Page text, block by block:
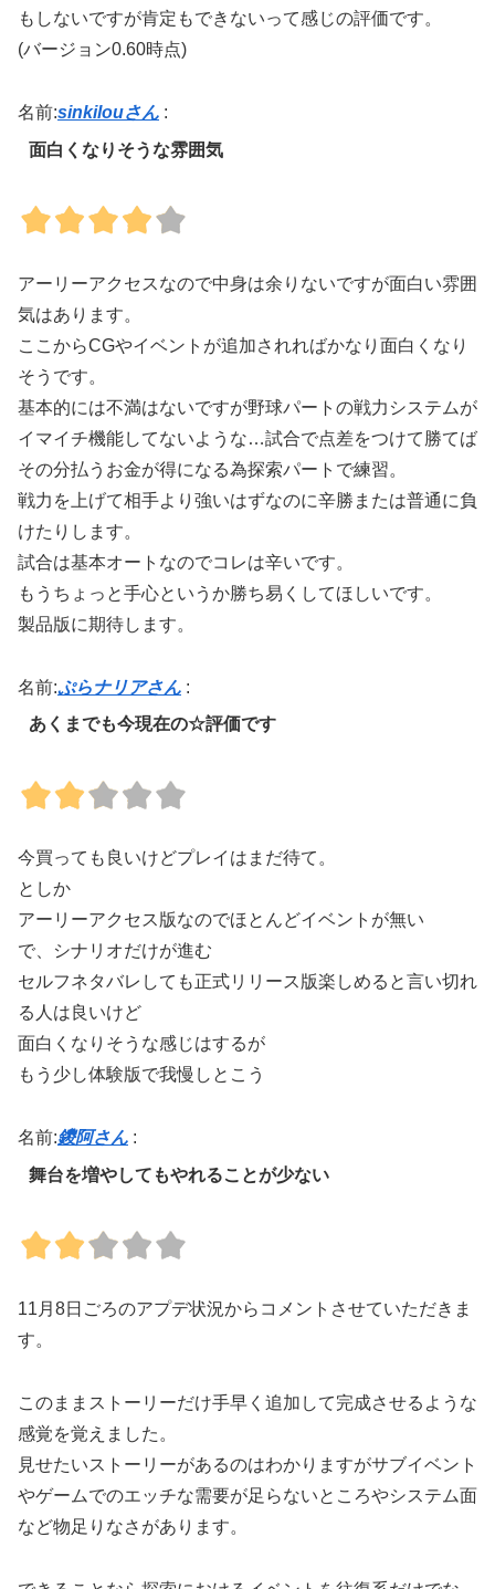
もしないですが肯定もできないって感じの評価です。
(バージョン0.60時点)
名前:sinkilouさん :
面白くなりそうな雰囲気
アーリーアクセスなので中身は余りないですが面白い雰囲
気はあります。
ここからCGやイベントが追加されればかなり面白くなり
そうです。
基本的には不満はないですが野球パートの戦力システムが
イマイチ機能してないような…試合で点差をつけて勝てば
その分払うお金が得になる為探索パートで練習。
戦力を上げて相手より強いはずなのに辛勝または普通に負
けたりします。
試合は基本オートなのでコレは辛いです。
もうちょっと手心というか勝ち易くしてほしいです。
製品版に期待します。
名前:ぷらナリアさん :
あくまでも今現在の☆評価です
今買っても良いけどプレイはまだ待て。
としか
アーリーアクセス版なのでほとんどイベントが無い
で、シナリオだけが進む
セルフネタバレしても正式リリース版楽しめると言い切れ
る人は良いけど
面白くなりそうな感じはするが
もう少し体験版で我慢しとこう
名前:鑁阿さん :
舞台を増やしてもやれることが少ない
11月8日ごろのアプデ状況からコメントさせていただきま
す。
このままストーリーだけ手早く追加して完成させるような
感覚を覚えました。
見せたいストーリーがあるのはわかりますがサブイベント
やゲームでのエッチな需要が足らないところやシステム面
など物足りなさがあります。